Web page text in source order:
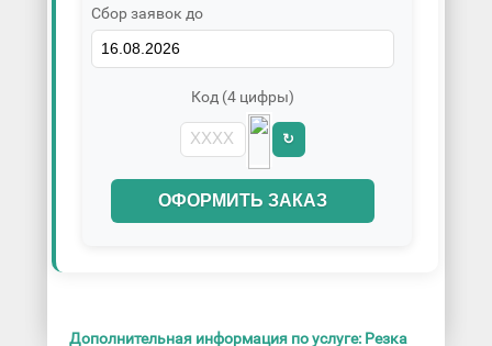
Сбор заявок до
Код (4 цифры)
↻
ОФОРМИТЬ ЗАКАЗ
Дополнительная информация по услуге: Резка